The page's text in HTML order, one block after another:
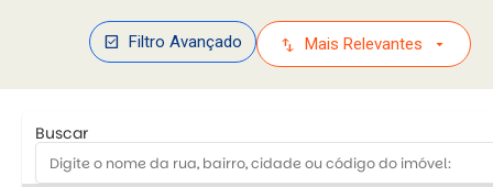
check_box Filtro Avançado swap_vert Mais Relevantes arrow_drop_down
Buscar